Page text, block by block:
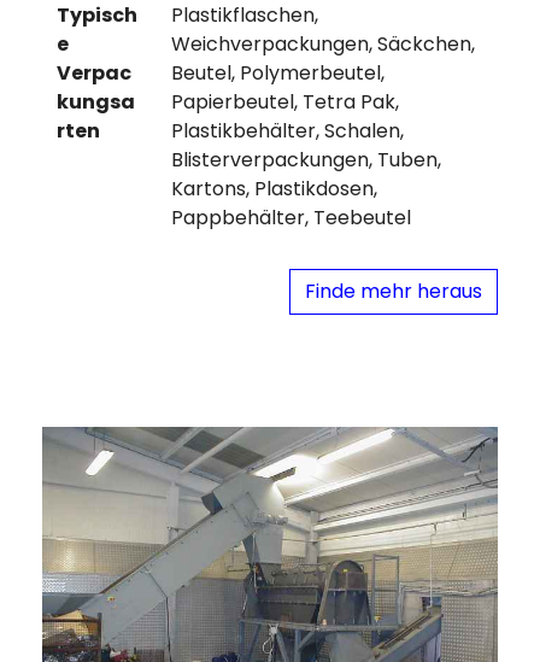
Typisch
e
Verpac
kungsa
rten
Plastikflaschen,
Weichverpackungen, Säckchen,
Beutel, Polymerbeutel,
Papierbeutel, Tetra Pak,
Plastikbehälter, Schalen,
Blisterverpackungen, Tuben,
Kartons, Plastikdosen,
Pappbehälter, Teebeutel
Finde mehr heraus